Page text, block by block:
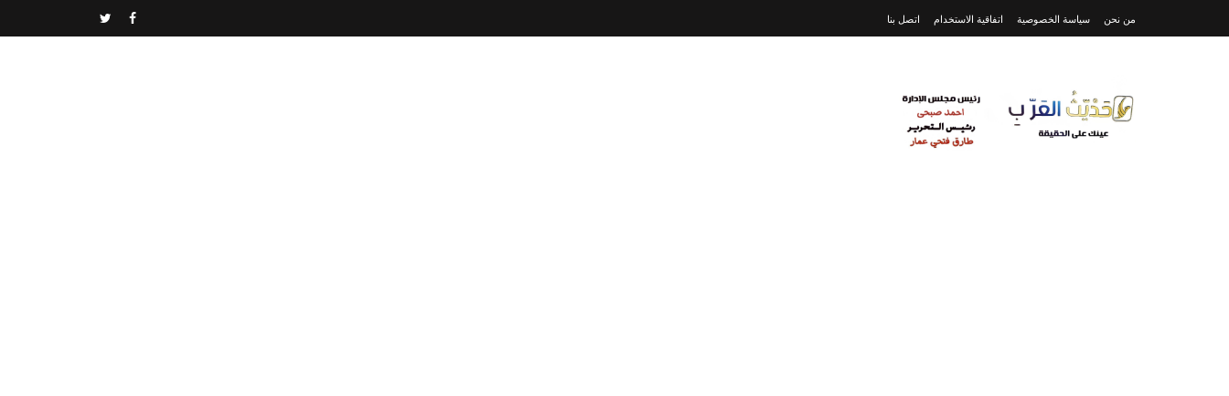
من نحن سياسة الخصوصية اتفاقية الاستخدام اتصل بنا